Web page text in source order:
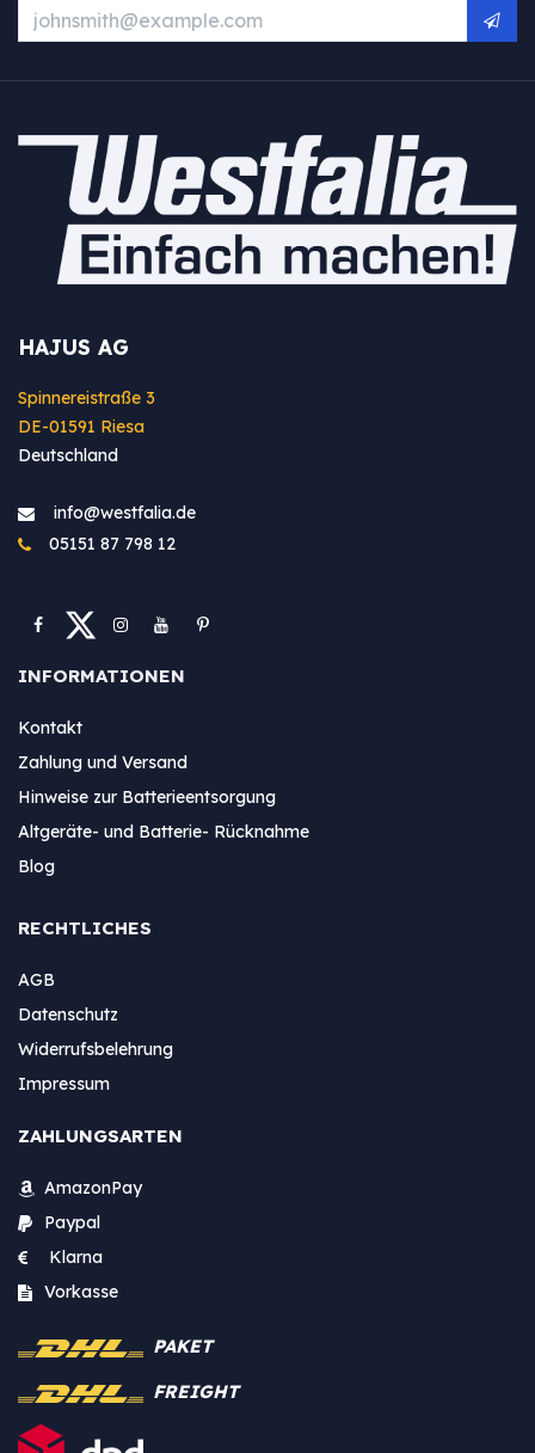
HAJUS AG
Spinnereistraße 3
DE-01591 Riesa
Deutschland
info@westfa​lia.de
05151 87 798 12
INFORMATIONEN
Kontakt
Zahlung und Versand
Hinweise zur Batterieentsorgung
Altgeräte- und Batterie- Rücknahme
Blog
RECHTLICHES
AGB
Datenschutz
Widerrufsbelehrung
Impressum
ZAHLUNGSARTEN
AmazonPay
Paypal
Klarna
Vorkasse
PAKET
FREIGHT